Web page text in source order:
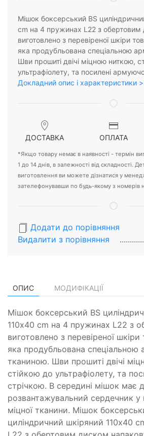
Мішок боксерський BS
cm на 4 пружинах L22 з обертовим
виготовлено з перевіреної шкіри
яка продубльована спеціальною
Шви прошиті двічі міцною ниткою,
ультрафіолету, та посилені
Докладний опис і характеристики
ДОСТАВКА ОПЛАТА
*Якщо товару немає в наявності - термін
1 до 14 днів, в залежності від складності.
виготовлення ви можете дізнатися у
зателефонувавши по будь-якому з номерів
Додати до порівняння
Видалити з порiвняння
ОПИС МОДИФІКАЦІЇ
Мішок боксерський BS
110х40 cm на 4 пружинах L22 з
виготовлено з перевіреної
яка продубльована
тканиною. Шви прошиті двічі
стійкою до ультрафіолету, та
стрічкою. В середині мішок має
розвантажувальний сердечник у
міцної тканини. Мішок
циліндричний шкіряний 110х40